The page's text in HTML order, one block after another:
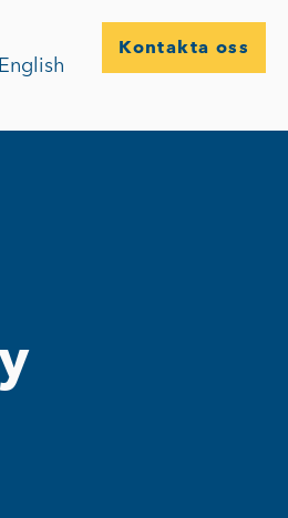
English
Kontakta oss